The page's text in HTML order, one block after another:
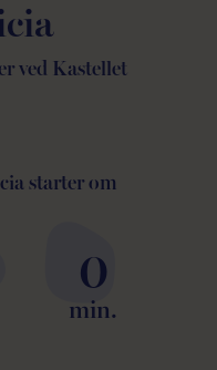
ved Kastellet
starter om
0
min.